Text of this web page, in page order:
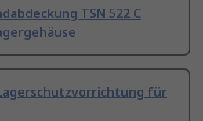
TSN 522 C
für